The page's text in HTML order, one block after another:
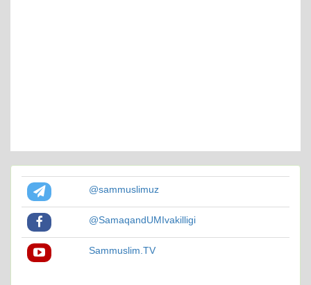
@sammuslimuz
@SamaqandUMIvakilligi
Sammuslim.TV